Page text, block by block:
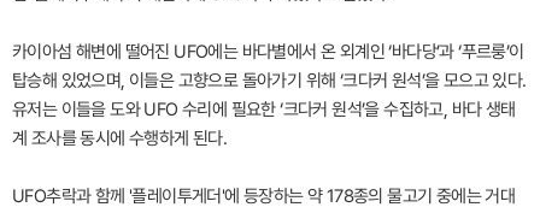
카이아섬 해변에 떨어진 UFO에는 바다별에서 온 외계인 ‘바다당’과 ‘푸르룽’이
탑승해 있었으며, 이들은 고향으로 돌아가기 위해 ‘크다커 원석’을 모으고 있다.
유저는 이들을 도와 UFO 수리에 필요한 ‘크다커 원석’을 수집하고, 바다 생태
계 조사를 동시에 수행하게 된다.
UFO추락과 함께 '플레이투게더'에 등장하는 약 178종의 물고기 중에는 거대